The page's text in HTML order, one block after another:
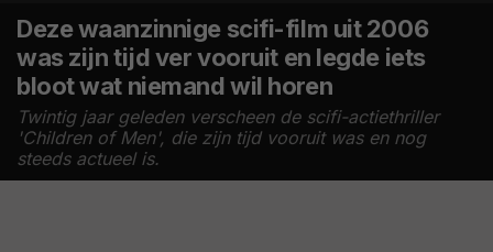
Deze waanzinnige scifi-film uit 2006
was zijn tijd ver vooruit en legde iets
bloot wat niemand wil horen
Twintig jaar geleden verscheen de scifi-actiethriller
'Children of Men', die zijn tijd vooruit was en nog
steeds actueel is.